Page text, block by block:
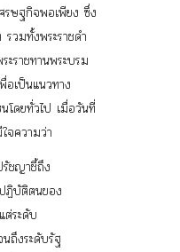
รษฐกิจพอเพียง ซึ่ง
รวมทั้งพระราชดำ
ะราชทานพระบรม
อเป็นแนวทาง
โดยทั่วไป เมื่อวันที่
จความว่า
ชญาชี้ถึง
ฏิบัติตนของ
ต่ระดับ
ถึงระดับรัฐ